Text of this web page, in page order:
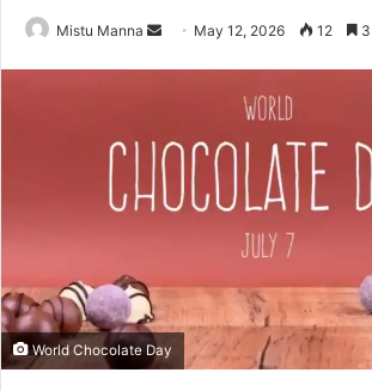
Mistu Manna
a
n
e
i
May 12, 2026 12
World Chocolate Day